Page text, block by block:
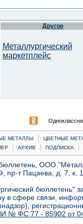
Другое
Металлургический
маркетплейс
МЕТАЛЛЫ |
ЦВЕТНЫЕ
| АРХИВ | ПОДПИСКА |
ООО
пр-т Пацаева, д. 7,
бюллетень"
в сфере связи,
№ ФС 77 - 85902 от 04